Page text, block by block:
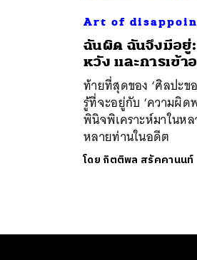
Art of
ฉันผิด ฉันจึงมีอยู่
หวัง และการเข้า
ท้ายที่สุดของ ‘ศิลปะข
รู้ที่จะอยู่กับ ‘ความผิด
พินิจพิเคราะห์มาในห
หลายท่านในอดีต
โดย กิตติพล สรัคคานนท์